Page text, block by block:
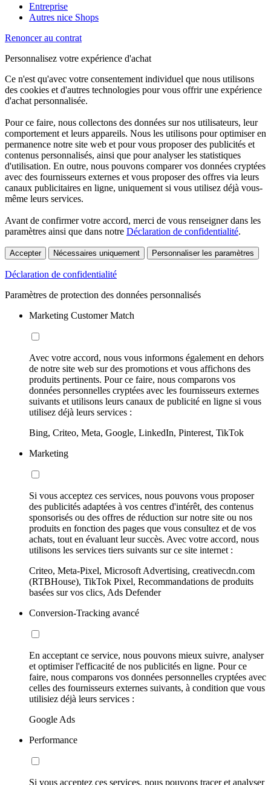
Entreprise
Autres nice Shops
Renoncer au contrat
Personnalisez votre expérience d'achat
Ce n'est qu'avec votre consentement individuel que nous utilisons
des cookies et d'autres technologies pour vous offrir une expérience
d'achat personnalisée.
Pour ce faire, nous collectons des données sur nos utilisateurs, leur
comportement et leurs appareils. Nous les utilisons pour optimiser en
permanence notre site web et pour vous proposer des publicités et
contenus personnalisés, ainsi que pour analyser les statistiques
d'utilisation. En outre, nous pouvons comparer vos données cryptées
avec des fournisseurs externes et vous proposer des offres via leurs
canaux publicitaires en ligne, uniquement si vous utilisez déjà vous-
même leurs services.
Avant de confirmer votre accord, merci de vous renseigner dans les
paramètres ainsi que dans notre Déclaration de confidentialité.
Accepter Nécessaires uniquement Personnaliser les paramètres
Déclaration de confidentialité
Paramètres de protection des données personnalisés
Marketing Customer Match
Avec votre accord, nous vous informons également en dehors
de notre site web sur des promotions et vous affichons des
produits pertinents. Pour ce faire, nous comparons vos
données personnelles cryptées avec les fournisseurs externes
suivants et utilisons leurs canaux de publicité en ligne si vous
utilisez déjà leurs services :
Bing, Criteo, Meta, Google, LinkedIn, Pinterest, TikTok
Marketing
Si vous acceptez ces services, nous pouvons vous proposer
des publicités adaptées à vos centres d'intérêt, des contenus
sponsorisés ou des offres de réduction sur notre site ou nos
produits en fonction des pages que vous consultez et de vos
achats, tout en évaluant leur succès. Avec votre accord, nous
utilisons les services tiers suivants sur ce site internet :
Criteo, Meta-Pixel, Microsoft Advertising, creativecdn.com
(RTBHouse), TikTok Pixel, Recommandations de produits
basées sur vos clics, Ads Defender
Conversion-Tracking avancé
En acceptant ce service, nous pouvons mieux suivre, analyser
et optimiser l'efficacité de nos publicités en ligne. Pour ce
faire, nous comparons vos données personnelles cryptées avec
celles des fournisseurs externes suivants, à condition que vous
utilisiez déjà leurs services :
Google Ads
Performance
Si vous acceptez ces services, nous pouvons tracer et analyser